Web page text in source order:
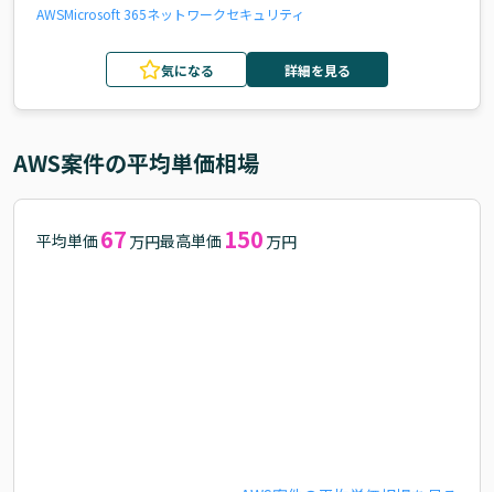
AWSMicrosoft 365ネットワークセキュリティ
気になる 詳細を見る
AWS案件の平均単価相場
平均単価 67 万円最高単価 150 万円